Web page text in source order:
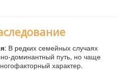
: В редких семейных случаях
доминантный путь, но чаще
характер.